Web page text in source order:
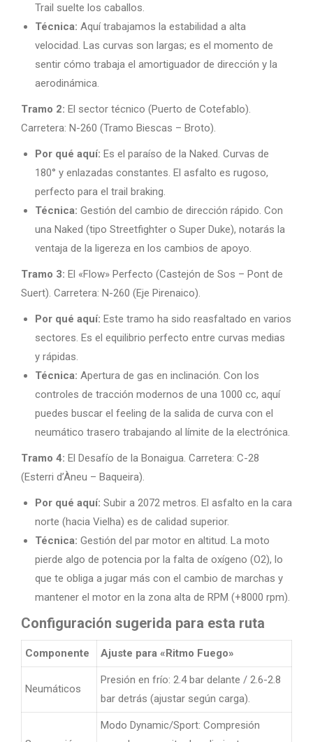
Trail suelte los caballos.
Técnica: Aquí trabajamos la estabilidad a alta
velocidad. Las curvas son largas; es el momento de
sentir cómo trabaja el amortiguador de dirección y la
aerodinámica.
Tramo 2: El sector técnico (Puerto de Cotefablo).
Carretera: N-260 (Tramo Biescas – Broto).
Por qué aquí: Es el paraíso de la Naked. Curvas de
180° y enlazadas constantes. El asfalto es rugoso,
perfecto para el trail braking.
Técnica: Gestión del cambio de dirección rápido. Con
una Naked (tipo Streetfighter o Super Duke), notarás la
ventaja de la ligereza en los cambios de apoyo.
Tramo 3: El «Flow» Perfecto (Castejón de Sos – Pont de
Suert). Carretera: N-260 (Eje Pirenaico).
Por qué aquí: Este tramo ha sido reasfaltado en varios
sectores. Es el equilibrio perfecto entre curvas medias
y rápidas.
Técnica: Apertura de gas en inclinación. Con los
controles de tracción modernos de una 1000 cc, aquí
puedes buscar el feeling de la salida de curva con el
neumático trasero trabajando al límite de la electrónica.
Tramo 4: El Desafío de la Bonaigua. Carretera: C-28
(Esterri d’Àneu – Baqueira).
Por qué aquí: Subir a 2072 metros. El asfalto en la cara
norte (hacia Vielha) es de calidad superior.
Técnica: Gestión del par motor en altitud. La moto
pierde algo de potencia por la falta de oxígeno (O2), lo
que te obliga a jugar más con el cambio de marchas y
mantener el motor en la zona alta de RPM (+8000 rpm).
Configuración sugerida para esta ruta
Componente Ajuste para «Ritmo Fuego»
Neumáticos
Presión en frío: 2.4 bar delante / 2.6-2.8
bar detrás (ajustar según carga).
Modo Dynamic/Sport: Compresión